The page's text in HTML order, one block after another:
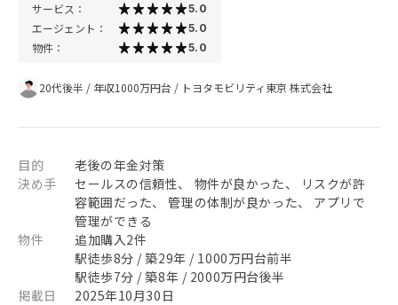
サービス： 5.0
エージェント： 5.0
物件： 5.0
20代後半 / 年収1000万円台 / トヨタモビリティ東京 株式会社
目的
老後の年金対策
決め手
セールスの信頼性、 物件が良かった、 リスクが許
容範囲だった、 管理の体制が良かった、 アプリで
管理ができる
物件
追加購入2件
駅徒歩8分 / 築29年 / 1000万円台前半
駅徒歩7分 / 築8年 / 2000万円台後半
掲載日
2025年10月30日